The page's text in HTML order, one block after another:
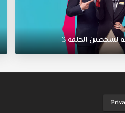
الحلقة 3